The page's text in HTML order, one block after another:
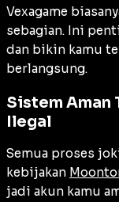
Vexagame
sebagian. Ini
dan bikin kamu
berlangsung.
Sistem Aman
Ilegal
Semua proses
kebijakan
jadi akun kamu